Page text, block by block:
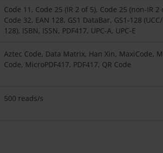
Code 11, Code 25 (IR 2 of 5), Code 25 (non-IR 2
Code 32, EAN 128, GS1 DataBar, GS1-128
128), ISBN, ISSN, PDF417, UPC-A, UPC-E
Aztec Code, Data Matrix, Han Xin, MaxiCode,
Code, MicroPDF417, PDF417, QR Code
500 reads/s